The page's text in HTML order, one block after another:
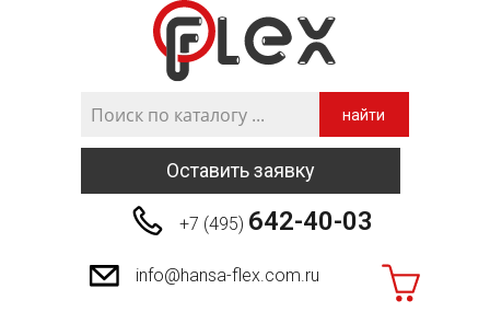
найти
Оставить заявку
+7 (495) 642-40-03
info@hansa-flex.com.ru